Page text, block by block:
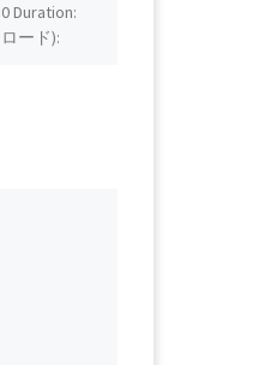
Duration:
ード):